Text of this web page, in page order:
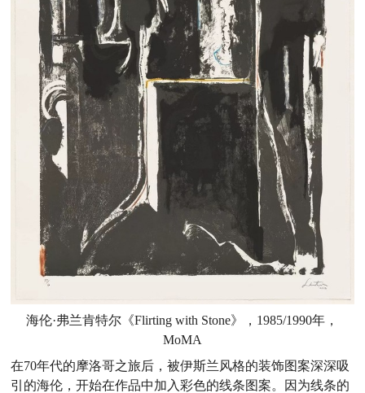
海伦·弗兰肯特尔《Flirting with Stone》，1985/1990年，
MoMA
在70年代的摩洛哥之旅后，被伊斯兰风格的装饰图案深深吸
引的海伦，开始在作品中加入彩色的线条图案。因为线条的